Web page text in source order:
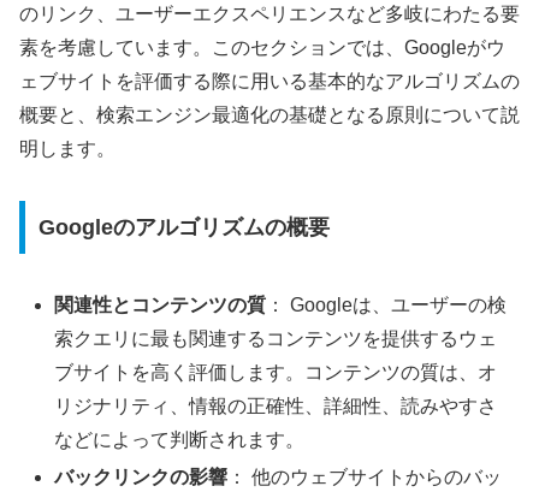
のリンク、ユーザーエクスペリエンスなど多岐にわたる要
素を考慮しています。このセクションでは、Googleがウ
ェブサイトを評価する際に用いる基本的なアルゴリズムの
概要と、検索エンジン最適化の基礎となる原則について説
明します。
Googleのアルゴリズムの概要
関連性とコンテンツの質 ： Googleは、ユーザーの検
索クエリに最も関連するコンテンツを提供するウェ
ブサイトを高く評価します。コンテンツの質は、オ
リジナリティ、情報の正確性、詳細性、読みやすさ
などによって判断されます。
バックリンクの影響 ： 他のウェブサイトからのバッ